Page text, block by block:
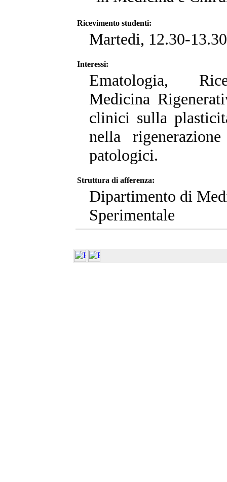
Ricevimento studenti:
Martedi, 12.30-13.30
Interessi:
Ematologia,
Medicina
clinici sulla
nella
patologici.
Struttura di afferenza:
Dipartimento di
Sperimentale